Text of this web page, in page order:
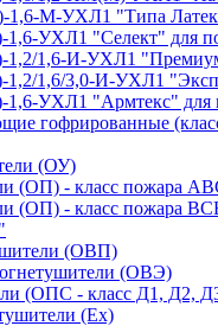
М-УХЛ1 "Типа
УХЛ1 "Селект" для
1,6-И-УХЛ1
1,6/3,0-И-УХЛ1
1,6-УХЛ1 "Армтекс"
гофрированные
(ОУ)
(ОП) - класс пожара
(ОП) - класс пожара
(ОВП)
(ОВЭ)
(ОПС - класс Д1, Д2,
(Ex)